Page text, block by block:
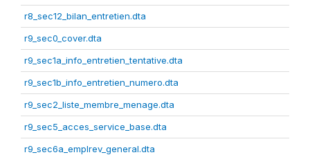
r8_sec12_bilan_entretien.dta
r9_sec0_cover.dta
r9_sec1a_info_entretien_tentative.dta
r9_sec1b_info_entretien_numero.dta
r9_sec2_liste_membre_menage.dta
r9_sec5_acces_service_base.dta
r9_sec6a_emplrev_general.dta